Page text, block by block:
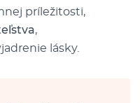
príležitosti,
,
lásky.